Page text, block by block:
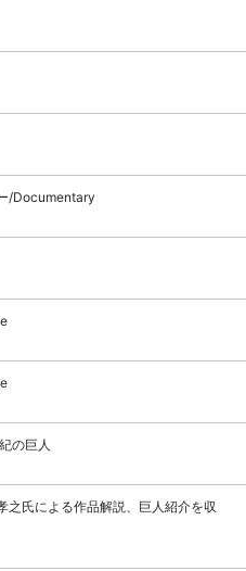
/Documentary
の巨人
之氏による作品解説、巨人紹介を収